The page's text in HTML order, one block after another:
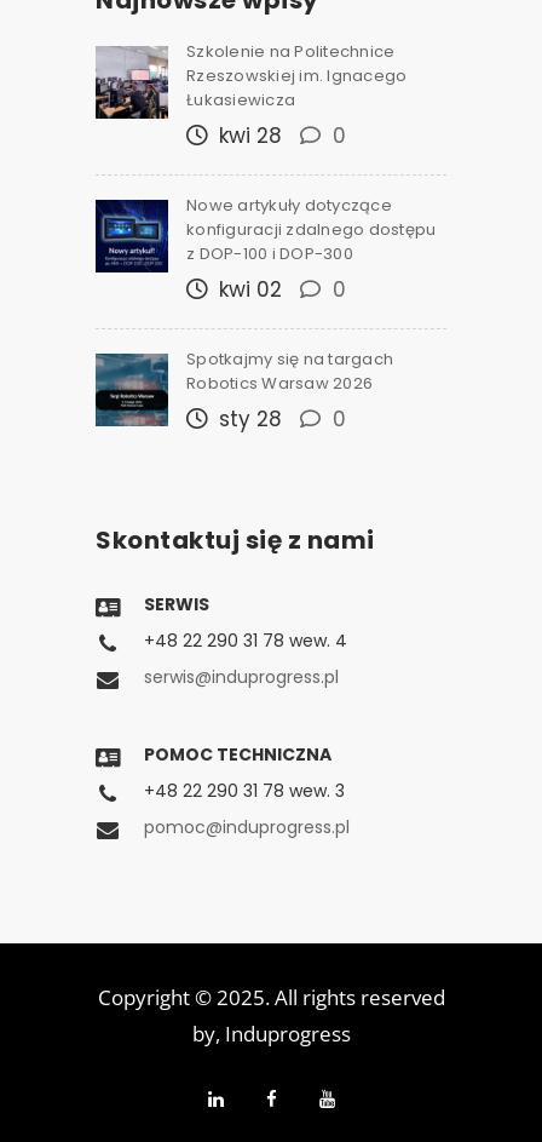
Szkolenie na Politechnice
Rzeszowskiej im. Ignacego
Łukasiewicza
kwi 28 0
Nowe artykuły dotyczące
konfiguracji zdalnego dostępu
z DOP-100 i DOP-300
kwi 02 0
Spotkajmy się na targach
Robotics Warsaw 2026
sty 28 0
Skontaktuj się z nami
SERWIS
+48 22 290 31 78 wew. 4
serwis@induprogress.pl
POMOC TECHNICZNA
+48 22 290 31 78 wew. 3
pomoc@induprogress.pl
Copyright © 2025. All rights reserved
by, Induprogress